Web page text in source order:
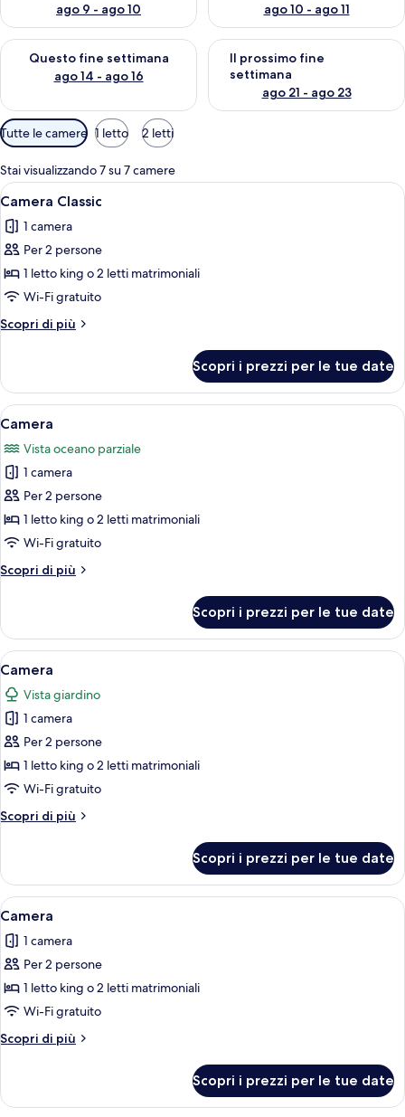
ago 9 - ago 10
ago 10 - ago 11
Questo fine settimana
ago 14 - ago 16
Verifica la disponibilità per questo fine settimana, ago 14 -
Il prossimo fine
settimana
ago 21 - ago 23
Verifica la disponibilità per il
Filtri
disponibili
per
le
camere
Tutte le camere 1 letto 2 letti
Stai visualizzando 7 su 7 camere
Apri
tutte
le
foto
per
Camera
Classic
Camera d'albergo con due letti, una
9
Camera Classic
1 camera
Per 2 persone
1 letto king o 2 letti matrimoniali
Wi-Fi gratuito
Scopri di più
Altri
Classic
Scopri i prezzi per le tue date
Apri
tutte
le
foto
per
Camera
Camera | Biancheria da letto
9
Camera
Vista oceano parziale
1 camera
Per 2 persone
1 letto king o 2 letti matrimoniali
Wi-Fi gratuito
Scopri di più
Altri
Scopri i prezzi per le tue date
Apri
tutte
le
foto
per
Camera
Una camera d'albergo con due letti,
6
Camera
Vista giardino
1 camera
Per 2 persone
1 letto king o 2 letti matrimoniali
Wi-Fi gratuito
Scopri di più
Altri
Scopri i prezzi per le tue date
Apri
tutte
le
foto
per
Camera
Biancheria da letto ipoallergenica,
11
Camera
1 camera
Per 2 persone
1 letto king o 2 letti matrimoniali
Wi-Fi gratuito
Scopri di più
Altri
Scopri i prezzi per le tue date